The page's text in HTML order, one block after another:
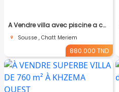
A Vendre villa avec piscine a chatt_mariem pré résidence Costa
Sousse , Chatt Meriem
880.000 TND